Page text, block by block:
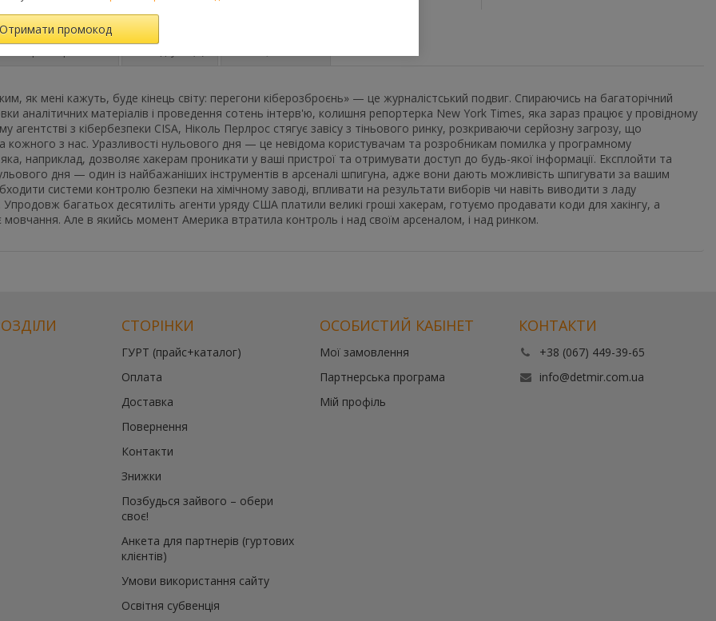
як мені кажуть, буде кінець світу: перегони кіберозброєнь» — це журналістський подвиг. Спираючись на багаторічний
аналітичних матеріалів і проведення сотень інтерв'ю, колишня репортерка New York Times, яка зараз працює у провідному
агентстві з кібербезпеки CISA, Ніколь Перлрос стягує завісу з тіньового ринку, розкриваючи серйозну загрозу, що
кожного з нас. Уразливості нульового дня — це невідома користувачам та розробникам помилка у програмному
наприклад, дозволяє хакерам проникати у ваші пристрої та отримувати доступ до будь-якої інформації. Експлойти та
дня — один із найбажаніших інструментів в арсеналі шпигуна, адже вони дають можливість шпигувати за вашим
системи контролю безпеки на хімічному заводі, впливати на результати виборів чи навіть виводити з ладу
Упродовж багатьох десятиліть агенти уряду США платили великі гроші хакерам, готуємо продавати коди для хакінгу, а
мовчання. Але в якийсь момент Америка втратила контроль і над своїм арсеналом, і над ринком.
СТОРІНКИ
ГУРТ (прайс+каталог)
Оплата
Доставка
Повернення
Контакти
Знижки
Позбудься зайвого – обери
своє!
Анкета для партнерів (гуртових
клієнтів)
Умови використання сайту
Освітня субвенція
ОСОБИСТИЙ КАБІНЕТ
Мої замовлення
Партнерська програма
Мій профіль
КОНТАКТИ
+38 (067) 449-39-65
info@detmir.com.ua